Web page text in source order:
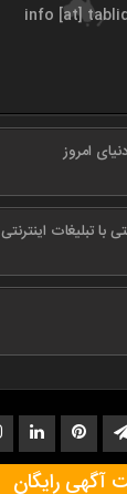
info [at]
امروز
با تبلیغات اینترنتی
1402-1398
آگهی رایگان